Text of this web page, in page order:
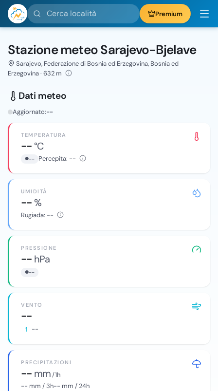
Cerca località Premium
Stazione meteo Sarajevo-Bjelave
Sarajevo, Federazione di Bosnia ed Erzegovina, Bosnia ed
Erzegovina · 632 m
Dati meteo
Aggiornato:--
TEMPERATURA
--°C
-- Percepita: --
UMIDITÀ
--%
Rugiada: --
PRESSIONE
-- hPa
--
VENTO
--
--
PRECIPITAZIONI
-- mm/ 1h
-- mm / 3h-- mm / 24h